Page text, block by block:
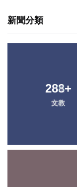
新聞分類
288+
文教